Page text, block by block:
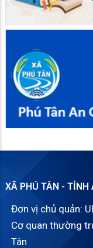
XÃ PHÚ TÂN - TỈNH
Đơn vị chủ quản:
Cơ quan thường
Tân